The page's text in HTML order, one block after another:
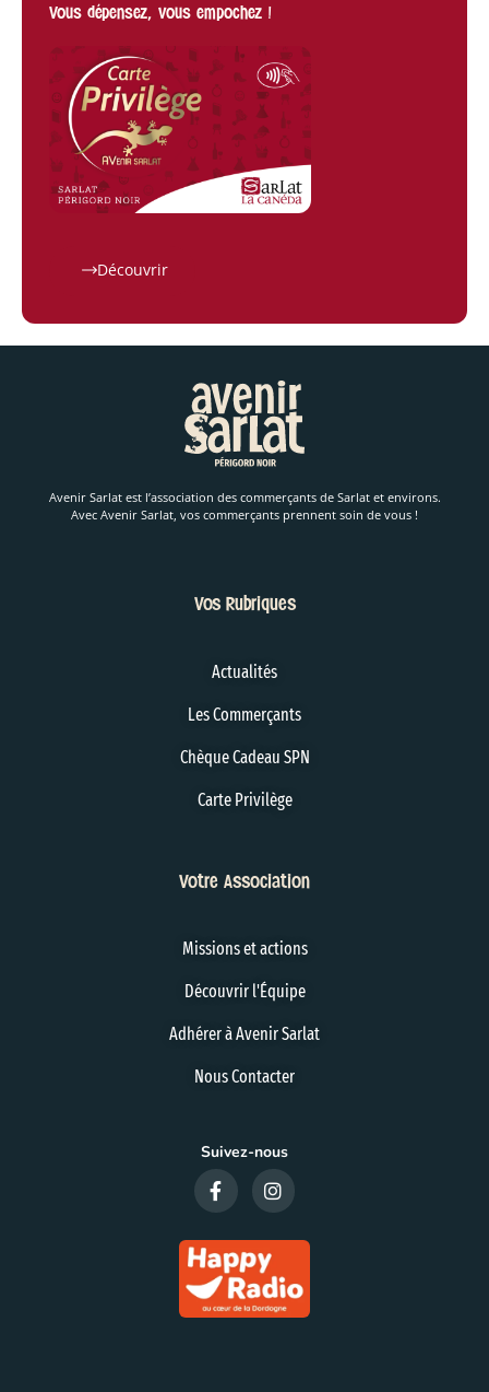
Vous dépensez, vous empochez !
Découvrir
Avenir Sarlat est l’association des commerçants de Sarlat et environs.
Avec Avenir Sarlat, vos commerçants prennent soin de vous !
Vos Rubriques
Actualités
Les Commerçants
Chèque Cadeau SPN
Carte Privilège
Votre Association
Missions et actions
Découvrir l'Équipe
Adhérer à Avenir Sarlat
Nous Contacter
Suivez-nous